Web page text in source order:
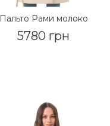
Пальто Рами молоко
5780 грн